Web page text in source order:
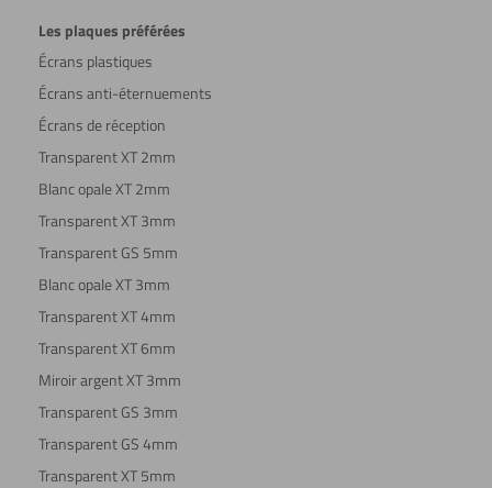
Les plaques préférées
Écrans plastiques
Écrans anti-éternuements
Écrans de réception
Transparent XT 2mm
Blanc opale XT 2mm
Transparent XT 3mm
Transparent GS 5mm
Blanc opale XT 3mm
Transparent XT 4mm
Transparent XT 6mm
Miroir argent XT 3mm
Transparent GS 3mm
Transparent GS 4mm
Transparent XT 5mm